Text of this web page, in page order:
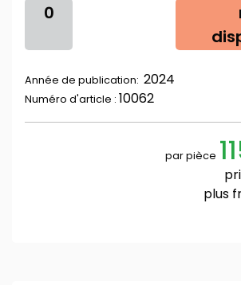
0
Année de publication: 2024
Numéro d'article : 10062
par pièce
plus